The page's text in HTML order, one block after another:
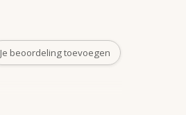
Je beoordeling toevoegen